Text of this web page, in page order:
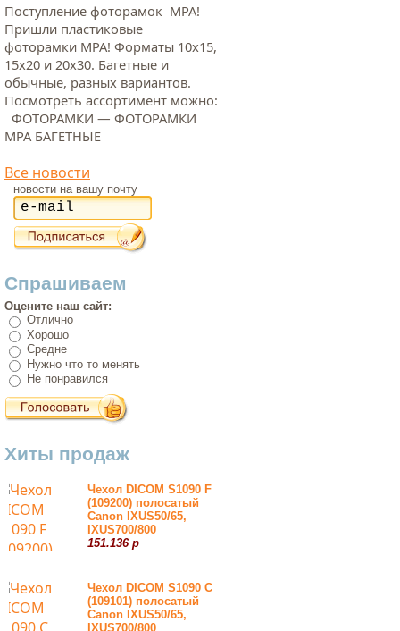
Поступление фоторамок МРА!
Пришли пластиковые
фоторамки МРА! Форматы 10х15,
15х20 и 20х30. Багетные и
обычные, разных вариантов.
Посмотреть ассортимент можно:
ФОТОРАМКИ — ФОТОРАМКИ
МРА БАГЕТНЫЕ
Все новости
новости на вашу почту
Спрашиваем
Оцените наш сайт:
Отлично
Хорошо
Средне
Нужно что то менять
Не понравился
Хиты продаж
Чехол DICOM S1090 F
(109200) полосатый
Canon IXUS50/65,
IXUS700/800
151.136 р
Чехол DICOM S1090 С
(109101) полосатый
Canon IXUS50/65,
IXUS700/800